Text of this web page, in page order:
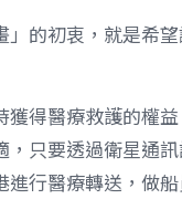
的初衷，就是希
得醫療救護的權
只要透過衛星
行醫療轉送，做船